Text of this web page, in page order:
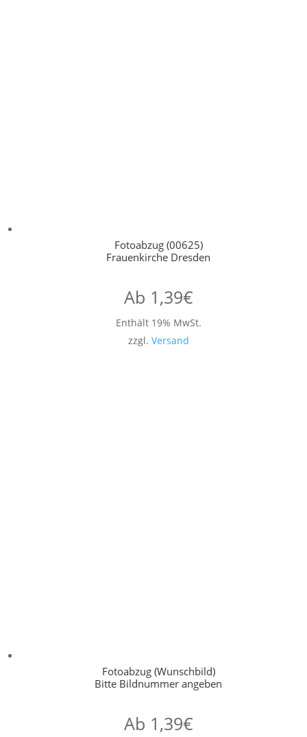
Fotoabzug (00625)
Frauenkirche Dresden
Ab 1,39€
Enthält 19% MwSt.
zzgl. Versand
Fotoabzug (Wunschbild)
Bitte Bildnummer angeben
Ab 1,39€